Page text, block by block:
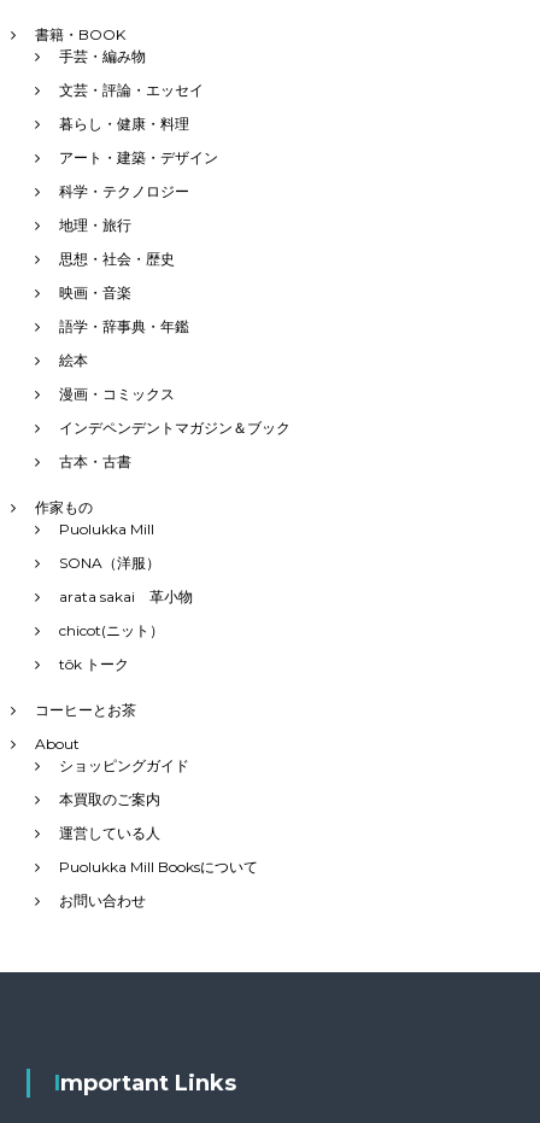
書籍・BOOK
手芸・編み物
文芸・評論・エッセイ
暮らし・健康・料理
アート・建築・デザイン
科学・テクノロジー
地理・旅行
思想・社会・歴史
映画・音楽
語学・辞事典・年鑑
絵本
漫画・コミックス
インデペンデントマガジン＆ブック
古本・古書
作家もの
Puolukka Mill
SONA（洋服）
arata sakai 革小物
chicot(ニット）
tôk トーク
コーヒーとお茶
About
ショッピングガイド
本買取のご案内
運営している人
Puolukka Mill Booksについて
お問い合わせ
Important Links